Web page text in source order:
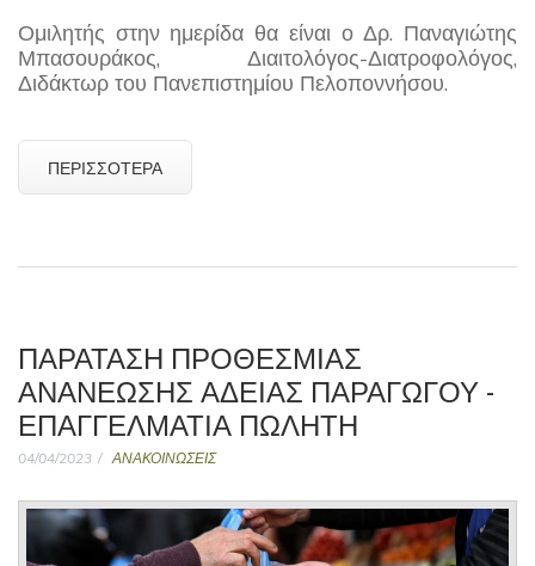
Ομιλητής στην ημερίδα θα είναι ο Δρ. Παναγιώτης
Μπασουράκος, Διαιτολόγος-Διατροφολόγος,
Διδάκτωρ του Πανεπιστημίου Πελοποννήσου.
ΠΕΡΙΣΣΌΤΕΡΑ
ΠΑΡΑΤΑΣΗ ΠΡΟΘΕΣΜΙΑΣ
ΑΝΑΝΕΩΣΗΣ ΑΔΕΙΑΣ ΠΑΡΑΓΩΓΟΥ -
ΕΠΑΓΓΕΛΜΑΤΙΑ ΠΩΛΗΤΗ
04/04/2023 ΑΝΑΚΟΙΝΩΣΕΙΣ